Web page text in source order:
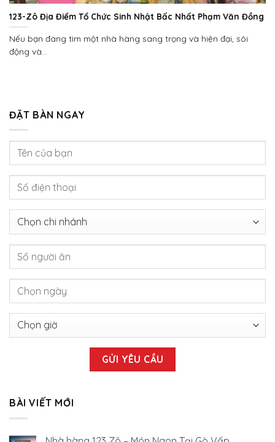
123-Zô Địa Điểm Tổ Chức Sinh Nhật Bấc Nhất Phạm Văn Đồng
Nếu bạn đang tìm một nhà hàng sang trọng và hiện đại, sôi
động và...
ĐẶT BÀN NGAY
BÀI VIẾT MỚI